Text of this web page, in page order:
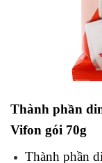
Thành phần
Vifon gói 70g
Thành phần